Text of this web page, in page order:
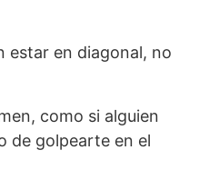
estar en diagonal, no
como si alguien
de golpearte en el